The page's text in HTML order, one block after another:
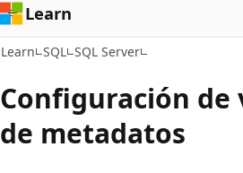
Learn
Learn SQL SQL Server
Configuración de
de metadatos